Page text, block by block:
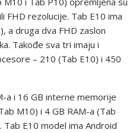
FHD rezolucije. Tab E10 ima
a druga dva FHD zaslon
Takođe sva tri imaju i
– 210 (Tab E10) i 450
a i 16 GB interne memorije
M10) i 4 GB RAM-a (Tab
E10 model ima Android